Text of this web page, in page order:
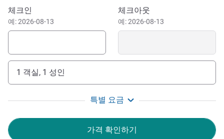
one of its many cultural neighbourhoods, cheer on the
Toronto Raptors, or take in a show! Toronto is a booming
metropolis and Fairmont Royal York is in the center of it all.
street makes it easy to get to the hotel from Pearson
International Airport. A complimentary shuttle bus is also
available for those travelling through Billy Bishop Airport
city's biggest events and attractions including: the CN
Tower, Ripley's Aquarium of Canada, Scotiabank Arena,
이 호텔 예약하기
체크인
예: 2026-08-13
체크아웃
예: 2026-08-13
1 객실, 1 성인
특별 요금
가격 확인하기